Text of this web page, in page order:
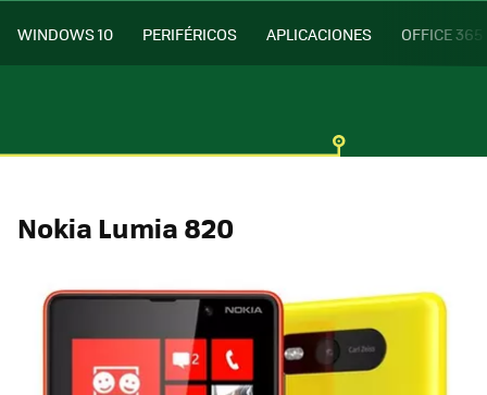
WINDOWS 10 PERIFÉRICOS APLICACIONES OFFICE 365
Nokia Lumia 820